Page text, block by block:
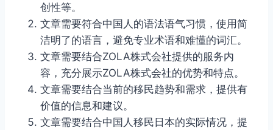
创性等。
文章需要符合中国人的语法语气习惯，使用简
洁明了的语言，避免专业术语和难懂的词汇。
文章需要结合ZOLA株式会社提供的服务内
容，充分展示ZOLA株式会社的优势和特点。
文章需要结合当前的移民趋势和需求，提供有
价值的信息和建议。
文章需要结合中国人移民日本的实际情况，提